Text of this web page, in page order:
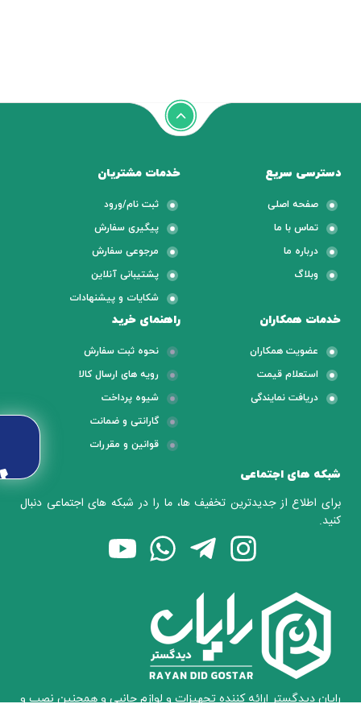
دسترسی سریع خدمات مشتریان
خدمات همکاران راهنمای خرید
شبکه های اجتماعی
صفحه اصلی
تماس با ما
درباره ما
وبلاگ
ثبت نام/ورود
پیگیری سفارش
مرجوعی سفارش
پشتیبانی آنلاین
شکایات و پیشنهادات
عضویت همکاران
استعلام قیمت
دریافت نمایندگی
نحوه ثبت سفارش
رویه های ارسال کالا
شیوه پرداخت
گارانتی و ضمانت
قوانین و مقررات
برای اطلاع از جدیدترین تخفیف ها، ما را در شبکه های اجتماعی دنبال
کنید.
رایان دیدگستر ارائه کننده تجهیزات و لوازم جانبی و همچنین نصب و